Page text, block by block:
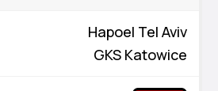
Hapoel Tel Aviv
GKS Katowice